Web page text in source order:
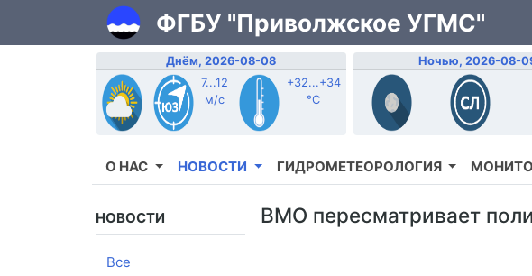
ФГБУ "Приволжское УГМС"
Днём, 2026-08-08
7...12
м/с
+32...+34
°C
Ночью, 2026-08-
О НАС НОВОСТИ ГИДРОМЕТЕОРОЛОГИЯ
НОВОСТИ
Все
ВМО пересматривает